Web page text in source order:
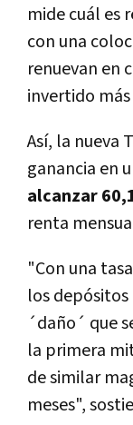
mide cuál es
con una
renuevan en
invertido
Así, la nueva
ganancia en
alcanzar
renta
"Con una
los
´daño´ que
la primera
de similar
meses",